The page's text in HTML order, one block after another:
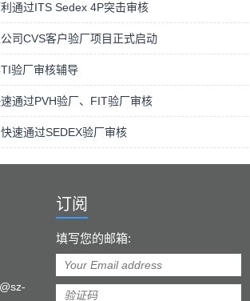
通过ITS Sedex 4P突击审核
司CVS客户验厂项目正式启动
验厂审核辅导
通过PVH验厂、FIT验厂审核
速通过SEDEX验厂审核
订阅
填写您的邮箱: